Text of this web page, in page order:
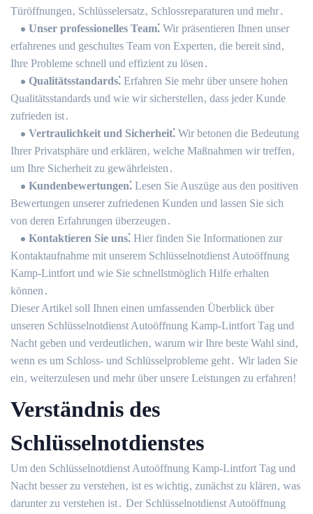
Türöffnungen‚ Schlüsselersatz‚ Schlossreparaturen und mehr․
Unser professionelles Team⁚ Wir präsentieren Ihnen unser
erfahrenes und geschultes Team von Experten‚ die bereit sind‚
Ihre Probleme schnell und effizient zu lösen․
Qualitätsstandards⁚ Erfahren Sie mehr über unsere hohen
Qualitätsstandards und wie wir sicherstellen‚ dass jeder Kunde
zufrieden ist․
Vertraulichkeit und Sicherheit⁚ Wir betonen die Bedeutung
Ihrer Privatsphäre und erklären‚ welche Maßnahmen wir treffen‚
um Ihre Sicherheit zu gewährleisten․
Kundenbewertungen⁚ Lesen Sie Auszüge aus den positiven
Bewertungen unserer zufriedenen Kunden und lassen Sie sich
von deren Erfahrungen überzeugen․
Kontaktieren Sie uns⁚ Hier finden Sie Informationen zur
Kontaktaufnahme mit unserem Schlüsselnotdienst Autoöffnung
Kamp-Lintfort und wie Sie schnellstmöglich Hilfe erhalten
können․
Dieser Artikel soll Ihnen einen umfassenden Überblick über
unseren Schlüsselnotdienst Autoöffnung Kamp-Lintfort Tag und
Nacht geben und verdeutlichen‚ warum wir Ihre beste Wahl sind‚
wenn es um Schloss- und Schlüsselprobleme geht․ Wir laden Sie
ein‚ weiterzulesen und mehr über unsere Leistungen zu erfahren!​
Verständnis des
Schlüsselnotdienstes
Um den Schlüsselnotdienst Autoöffnung Kamp-Lintfort Tag und
Nacht besser zu verstehen‚ ist es wichtig‚ zunächst zu klären‚ was
darunter zu verstehen ist․ Der Schlüsselnotdienst Autoöffnung